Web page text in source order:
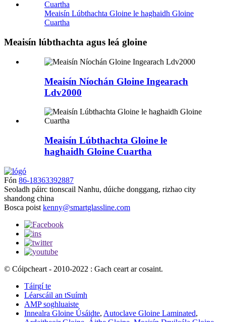
Meaisín Lúbthachta Gloine le haghaidh Gloine
Cuartha
Meaisín lúbthachta agus leá gloine
Meaisín Níochán Gloine Ingearach
Ldv2000
Meaisín Lúbthachta Gloine le
haghaidh Gloine Cuartha
Fón 86-18363392887
Seoladh páirc tionscail Nanhu, dúiche donggang, rizhao city
shandong china
Bosca poist kenny@smartglassline.com
© Cóipcheart - 2010-2022 : Gach ceart ar cosaint.
Táirgí te
Léarscáil an tSuímh
AMP soghluaiste
Innealra Gloine Úsáidte, Autoclave Gloine Laminated,